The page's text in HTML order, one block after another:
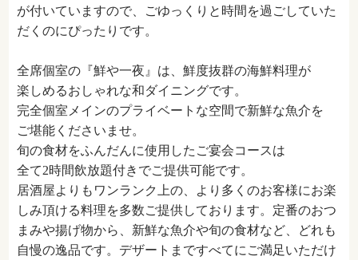
が付いていますので、ごゆっくりと時間を過ごしていた
だくのにぴったりです。
全席個室の『鮮や一夜』は、鮮度抜群の海鮮料理が
楽しめるおしゃれな和ダイニングです。
完全個室メインのプライベートな空間で新鮮な魚介を
ご堪能くださいませ。
旬の食材をふんだんに使用したご宴会コースは
全て2時間飲放題付きでご提供可能です。
居酒屋よりもワンランク上の、より多くのお客様にお楽
しみ頂ける料理を多数ご提供しております。定番のおつ
まみや揚げ物から、新鮮な魚介や旬の食材など、どれも
自慢の逸品です。デザートまですべてにご満足いただけ